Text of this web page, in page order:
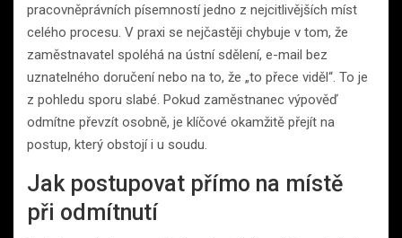
pracovněprávních písemností jedno z nejcitlivějších míst
celého procesu. V praxi se nejčastěji chybuje v tom, že
zaměstnavatel spoléhá na ústní sdělení, e-mail bez
uznatelného doručení nebo na to, že „to přece viděl“. To je
z pohledu sporu slabé. Pokud zaměstnanec výpověď
odmítne převzít osobně, je klíčové okamžitě přejít na
postup, který obstojí i u soudu.
Jak postupovat přímo na místě
při odmítnutí